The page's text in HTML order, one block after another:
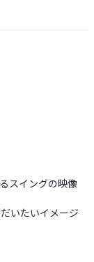
スイングの映像
いたいイメージ